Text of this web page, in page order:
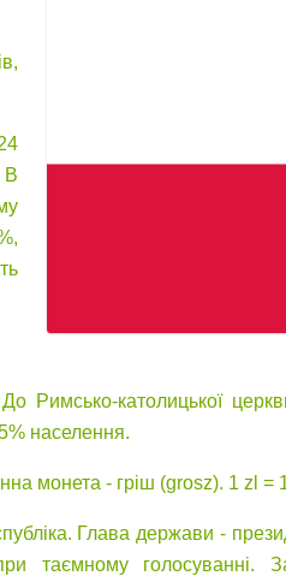
В
Римсько-католицької
населення.
монета - гріш (grosz). 1 zl =
Глава держави -
таємному голосуванні.